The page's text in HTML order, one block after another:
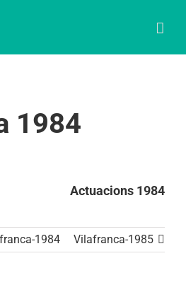
1984
Actuacions 1984
1984 Vilafranca-1985